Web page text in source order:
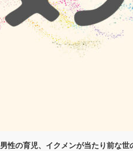
男性の育児、イクメンが当たり前な